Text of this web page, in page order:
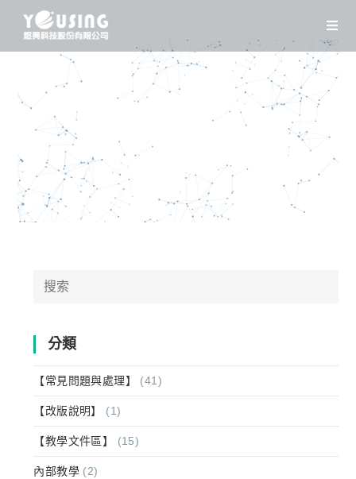
Search
分類
【常見問題與處理】 (41)
【改版說明】 (1)
【教學文件區】 (15)
內部教學 (2)